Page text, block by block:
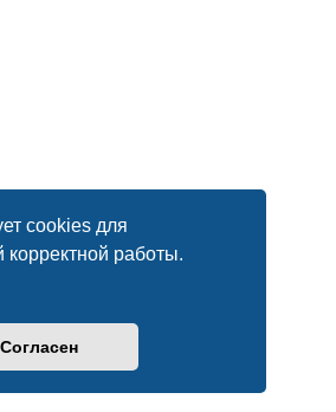
cookies для
корректной работы.
Согласен